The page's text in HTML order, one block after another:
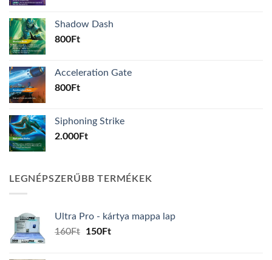
Shadow Dash
800Ft
Acceleration Gate
800Ft
Siphoning Strike
2.000Ft
LEGNÉPSZERŰBB TERMÉKEK
Ultra Pro - kártya mappa lap
160Ft
Original
150FtCurrent